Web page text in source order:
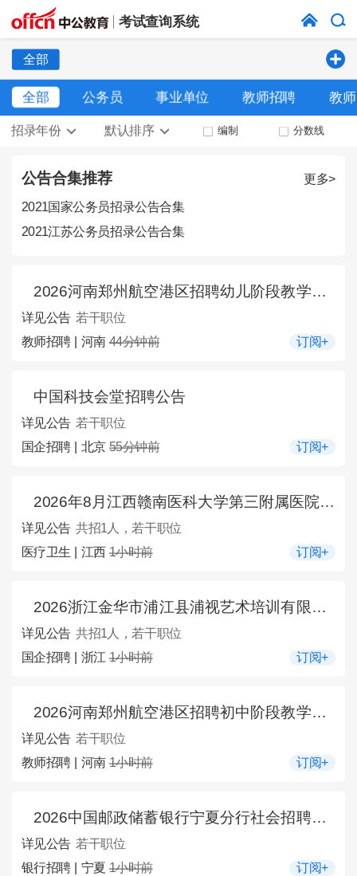
考试查询系统
全部
全部 公务员 事业单位 教师招聘 教
招录年份 默认排序 编制 分数线
更多>
公告合集推荐
2021国家公务员招录公告合集
2021江苏公务员招录公告合集
2026河南郑州航空港区招聘幼儿阶段教学辅助人员公告
详见公告 若干职位
教师招聘 | 河南 44分钟前 订阅+
中国科技会堂招聘公告
详见公告 若干职位
国企招聘 | 北京 55分钟前 订阅+
2026年8月江西赣南医科大学第三附属医院招聘1人公告
详见公告 共招1人，若干职位
医疗卫生 | 江西 1小时前 订阅+
2026浙江金华市浦江县浦视艺术培训有限公司专职培训老师1名公告
详见公告 共招1人，若干职位
国企招聘 | 浙江 1小时前 订阅+
2026河南郑州航空港区招聘初中阶段教学辅助人员公告
详见公告 若干职位
教师招聘 | 河南 1小时前 订阅+
2026中国邮政储蓄银行宁夏分行社会招聘公告
详见公告 若干职位
银行招聘 | 宁夏1小时前 订阅+